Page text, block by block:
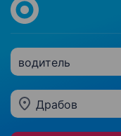
водитель
Драбов